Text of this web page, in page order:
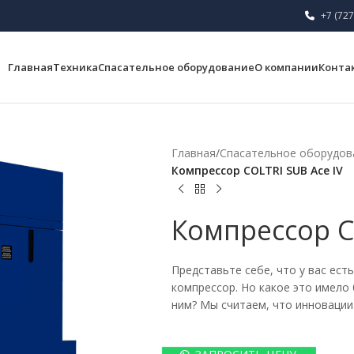
+7
ГлавнаяТехникаСпасательное оборудованиеО компании
Главная/Спасательное
Компрессор COLTRI SUB Ace IV
Компрессор
Представьте себе, что у вас
компрессор. Но какое это
ним? Мы считаем, что